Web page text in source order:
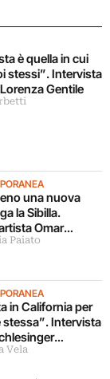
è quella in cui
stessi”. Intervista
Gentile
una nuova
la Sibilla.
Omar
Paiato
in California per
stessa”. Intervista
Girls
Vela